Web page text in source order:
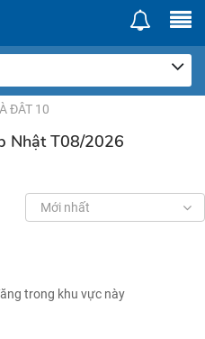
ĐÂT 10
Nhật T08/2026
Mới nhất
trong khu vực này